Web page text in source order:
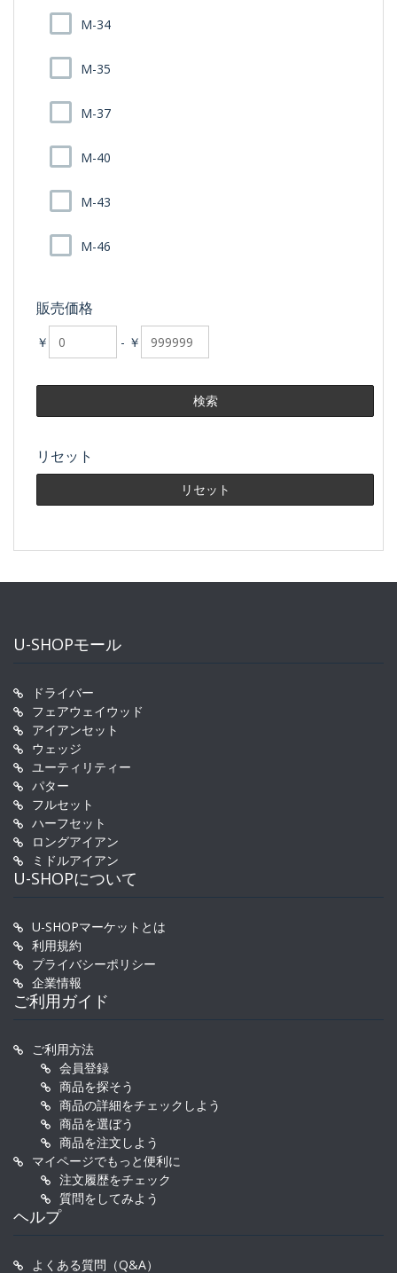
M-34
M-35
M-37
M-40
M-43
M-46
販売価格
￥ - ￥
リセット
U-SHOPモール
ドライバー
フェアウェイウッド
アイアンセット
ウェッジ
ユーティリティー
パター
フルセット
ハーフセット
ロングアイアン
ミドルアイアン
U-SHOPについて
U-SHOPマーケットとは
利用規約
プライバシーポリシー
企業情報
ご利用ガイド
ご利用方法
会員登録
商品を探そう
商品の詳細をチェックしよう
商品を選ぼう
商品を注文しよう
マイページでもっと便利に
注文履歴をチェック
質問をしてみよう
ヘルプ
よくある質問（Q&A）